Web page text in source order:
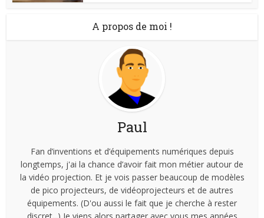
A propos de moi !
Paul
Fan d’inventions et d’équipements numériques depuis
longtemps, j'ai la chance d’avoir fait mon métier autour de
la vidéo projection. Et je vois passer beaucoup de modèles
de pico projecteurs, de vidéoprojecteurs et de autres
équipements. (D'ou aussi le fait que je cherche à rester